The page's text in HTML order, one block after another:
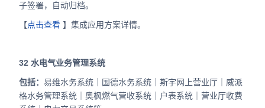
子签署，自动归档。
【点击查看 】集成应用方案详情。
32 水电气业务管理系统
包括： 易维水务系统｜国德水务系统｜斯宇网上营业厅｜威派
格水务管理系统｜奥枫燃气营收系统｜户表系统｜营业厅收费